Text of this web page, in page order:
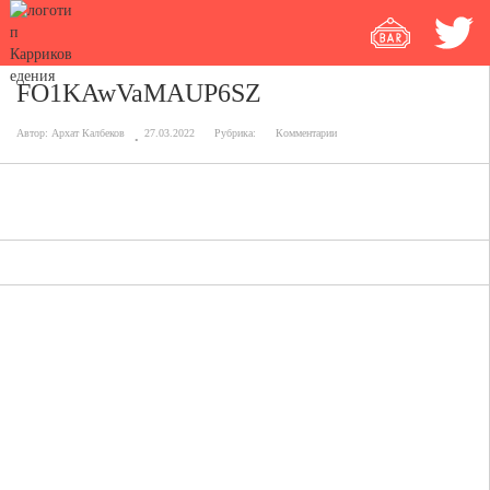
FO1KAwVaMAUP6SZ
Автор: Архат Калбеков 27.03.2022 Рубрика: Комментарии